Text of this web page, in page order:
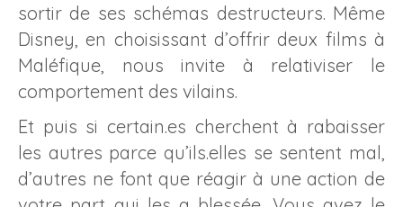
sortir de ses schémas destructeurs. Même
Disney, en choisissant d’offrir deux films à
Maléfique, nous invite à relativiser le
comportement des vilains.
Et puis si certain.es cherchent à rabaisser
les autres parce qu’ils.elles se sentent mal,
d’autres ne font que réagir à une action de